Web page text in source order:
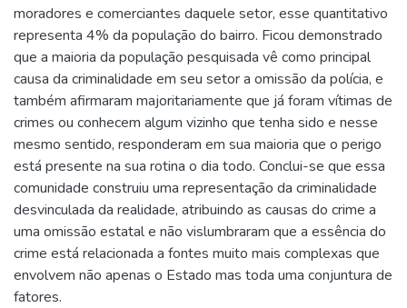
moradores e comerciantes daquele setor, esse quantitativo
representa 4% da população do bairro. Ficou demonstrado
que a maioria da população pesquisada vê como principal
causa da criminalidade em seu setor a omissão da polícia, e
também afirmaram majoritariamente que já foram vítimas de
crimes ou conhecem algum vizinho que tenha sido e nesse
mesmo sentido, responderam em sua maioria que o perigo
está presente na sua rotina o dia todo. Conclui-se que essa
comunidade construiu uma representação da criminalidade
desvinculada da realidade, atribuindo as causas do crime a
uma omissão estatal e não vislumbraram que a essência do
crime está relacionada a fontes muito mais complexas que
envolvem não apenas o Estado mas toda uma conjuntura de
fatores.